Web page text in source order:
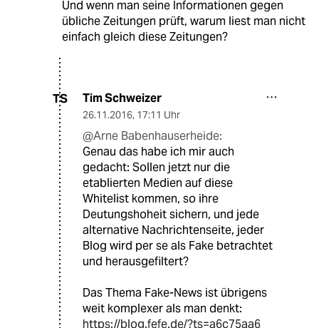
Und wenn man seine Informationen gegen
übliche Zeitungen prüft, warum liest man nicht
einfach gleich diese Zeitungen?
TS Tim Schweizer
26.11.2016, 17:11 Uhr
@Arne Babenhauserheide:
Genau das habe ich mir auch
gedacht: Sollen jetzt nur die
etablierten Medien auf diese
Whitelist kommen, so ihre
Deutungshoheit sichern, und jede
alternative Nachrichtenseite, jeder
Blog wird per se als Fake betrachtet
und herausgefiltert?
Das Thema Fake-News ist übrigens
weit komplexer als man denkt:
https://blog.fefe.de/?ts=a6c75aa6